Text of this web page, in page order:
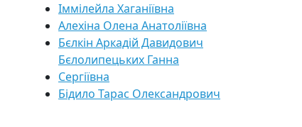
Іммілейла Хаганіївна
Алехіна Олена Анатоліївна
Бєлкін Аркадій Давидович
Бєлолипецьких Ганна
Сергіївна
Бідило Тарас Олександрович